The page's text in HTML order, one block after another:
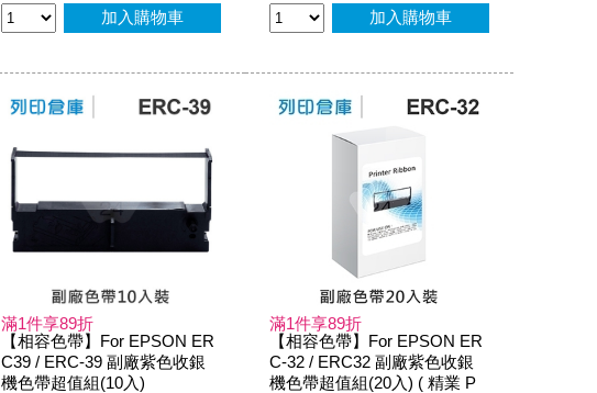
V110 ; MT-311 ; PP-5700 / PP-5720 ;
WP-300 / WP-3000 ; MD-332S ;
ACCUPOS A330
加入購物車 加入購物車
滿1件享89折
【相容色帶】For EPSON ER
C39 / ERC-39 副廠紫色收銀
機色帶超值組(10入)
滿1件享89折
【相容色帶】For EPSON ER
C-32 / ERC32 副廠紫色收銀
機色帶超值組(20入) ( 精業 P